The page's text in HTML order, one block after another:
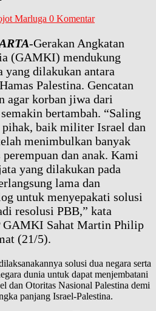
Marluga 0 Komentar
-Gerakan Angkatan
(GAMKI) mendukung
yang dilakukan antara
Palestina. Gencatan
agar korban jiwa dari
bertambah. “Saling
pihak, baik militer Israel dan
menimbulkan banyak
dan anak. Kami
yang dilakukan pada
lama dan
untuk menyepakati solusi
resolusi PBB,” kata
GAMKI Sahat Martin Philip
(21/5).
solusi dua negara serta
dunia untuk dapat menjembatani
dan Otoritas Nasional Palestina demi
panjang Israel-Palestina.